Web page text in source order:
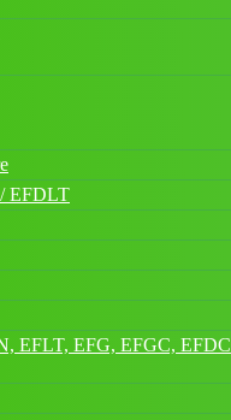
EFDLT
EFLT, EFG, EFGC, EFDC